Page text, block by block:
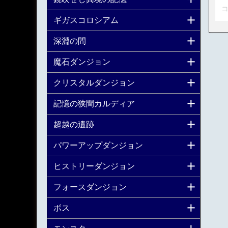
ギガスコロシアム
深淵の間
魔石ダンジョン
クリスタルダンジョン
記憶の狭間カルディア
超越の遺跡
パワーアップダンジョン
ヒストリーダンジョン
フォースダンジョン
ボス